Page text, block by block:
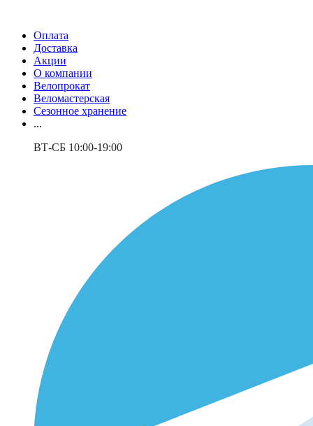
Оплата
Доставка
Акции
О компании
Велопрокат
Веломастерская
Сезонное хранение
...
ВТ-СБ 10:00-19:00